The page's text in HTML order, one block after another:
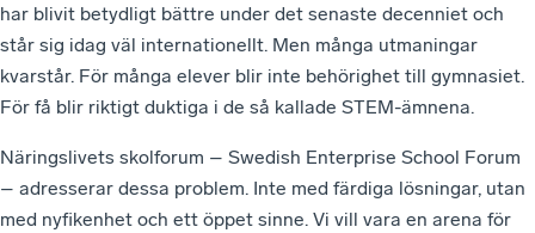
har blivit betydligt bättre under det senaste decenniet och
står sig idag väl internationellt. Men många utmaningar
kvarstår. För många elever blir inte behörighet till gymnasiet.
För få blir riktigt duktiga i de så kallade STEM-ämnena.
Näringslivets skolforum – Swedish Enterprise School Forum
– adresserar dessa problem. Inte med färdiga lösningar, utan
med nyfikenhet och ett öppet sinne. Vi vill vara en arena för